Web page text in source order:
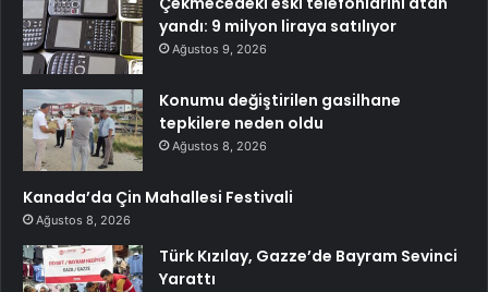
yandı: 9 milyon liraya satılıyor
Ağustos 9, 2026
Konumu değiştirilen gasilhane
tepkilere neden oldu
Ağustos 8, 2026
Kanada’da Çin Mahallesi Festivali
Ağustos 8, 2026
Türk Kızılay, Gazze’de Bayram Sevinci
Yarattı